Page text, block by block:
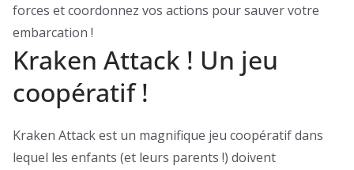
forces et coordonnez vos actions pour sauver votre
embarcation !
Kraken Attack ! Un jeu
coopératif !
Kraken Attack est un magnifique jeu coopératif dans
lequel les enfants (et leurs parents !) doivent